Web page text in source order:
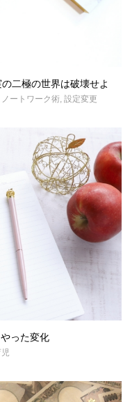
二極の世界は破壊せよ
ートワーク術, 設定変更
った変化